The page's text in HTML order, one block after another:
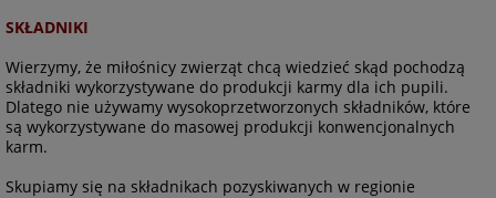
SKŁADNIKI
Wierzymy, że miłośnicy zwierząt chcą wiedzieć skąd pochodzą
składniki wykorzystywane do produkcji karmy dla ich pupili.
Dlatego nie używamy wysokoprzetworzonych składników, które
są wykorzystywane do masowej produkcji konwencjonalnych
karm.
Skupiamy się na składnikach pozyskiwanych w regionie